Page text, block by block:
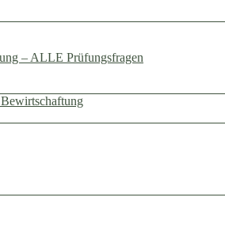
– ALLE Prüfungsfragen